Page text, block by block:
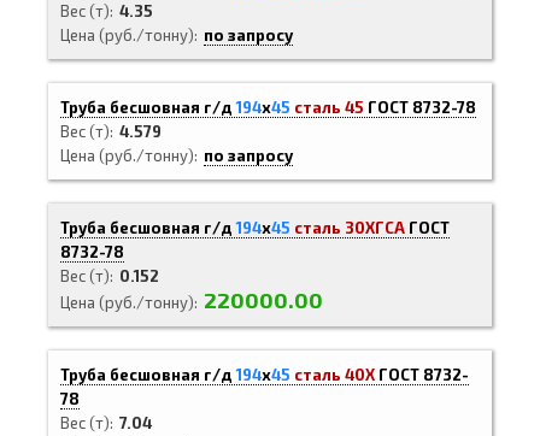
Вес (т) 4.35
Цена (руб./тонну)
по запросу
Труба бесшовная г/д194х45 сталь 45 ГОСТ 8732-78
Вес (т) 4.579
Цена (руб./тонну)
по запросу
Труба бесшовная г/д194х45 сталь 30ХГСА ГОСТ
8732-78
Вес (т)
0.152
Цена (руб./тонну)
220000.00
Труба бесшовная г/д194х45 сталь 40Х ГОСТ 8732-
78
Вес (т) 7.04